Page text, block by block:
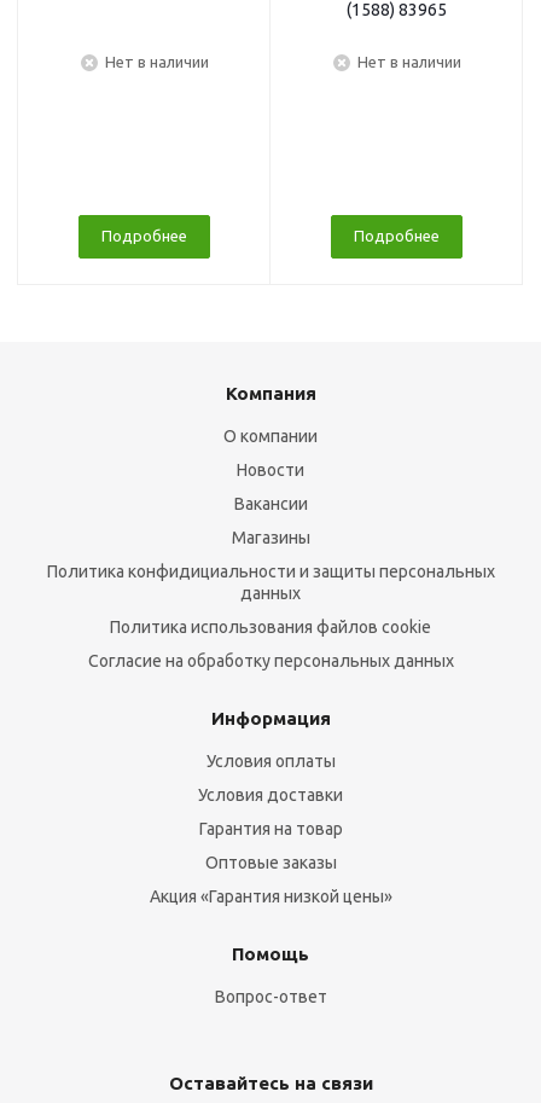
Нет в наличии
Подробнее
(1588) 83965
Нет в наличии
Подробнее
Компания
О компании
Новости
Вакансии
Магазины
Политика конфидициальности и защиты персональных
данных
Политика использования файлов cookie
Согласие на обработку персональных данных
Информация
Условия оплаты
Условия доставки
Гарантия на товар
Оптовые заказы
Акция «Гарантия низкой цены»
Помощь
Вопрос-ответ
Оставайтесь на связи